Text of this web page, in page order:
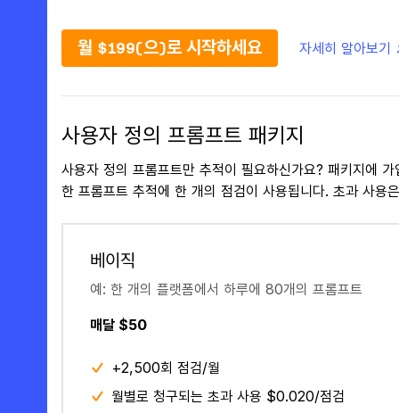
월 $199(으)로 시작하세요 자세히 알아보기
사용자 정의 프롬프트 패키지
사용자 정의 프롬프트만 추적이 필요하신가요? 패키지에
한 프롬프트 추적에 한 개의 점검이 사용됩니다. 초과 사용
베이직
예: 한 개의 플랫폼에서 하루에 80개의 프롬프트
매달 $50
+2,500회 점검/월
월별로 청구되는 초과 사용 $0.020/점검